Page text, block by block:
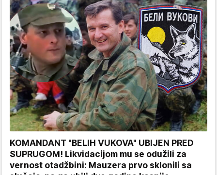
KOMANDANT "BELIH VUKOVA" UBIJEN PRED
SUPRUGOM! Likvidacijom mu se odužili za
vernost otadžbini: Mauzera prvo sklonili sa